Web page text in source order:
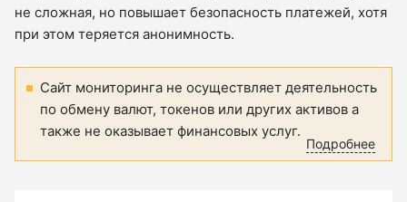
не сложная, но повышает безопасность платежей, хотя
при этом теряется анонимность.
Сайт мониторинга не осуществляет деятельность
по обмену валют, токенов или других активов а
также не оказывает финансовых услуг.
Подробнее